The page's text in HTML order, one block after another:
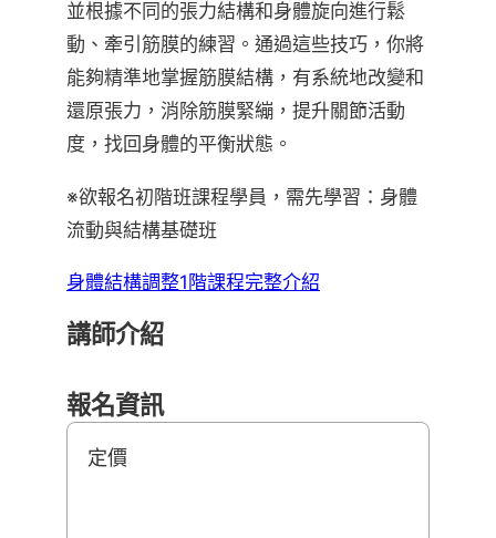
並根據不同的張力結構和身體旋向進行鬆
動、牽引筋膜的練習。通過這些技巧，你將
能夠精準地掌握筋膜結構，有系統地改變和
還原張力，消除筋膜緊繃，提升關節活動
度，找回身體的平衡狀態。
※欲報名初階班課程學員，需先學習：身體
流動與結構基礎班
身體結構調整1階課程完整介紹
講師介紹
報名資訊
定價